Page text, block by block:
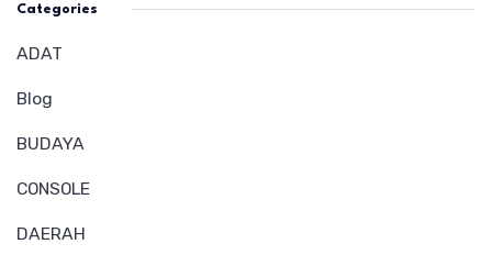
Categories
ADAT
Blog
BUDAYA
CONSOLE
DAERAH